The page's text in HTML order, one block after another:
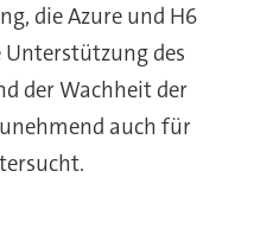
die Azure und H6
Unterstützung des
der Wachheit der
auch für